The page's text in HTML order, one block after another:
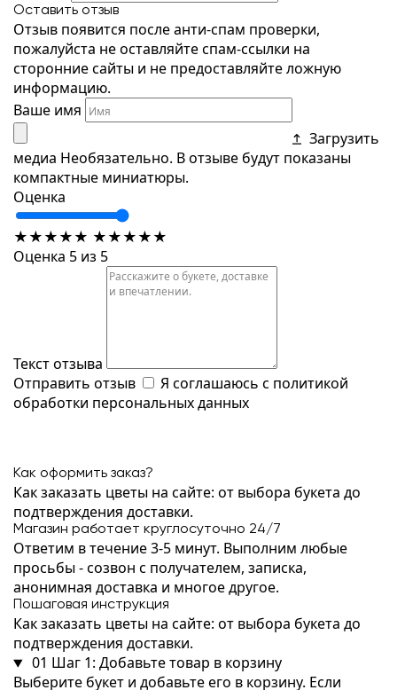
Оставить отзыв
Отзыв появится после анти-спам проверки,
пожалуйста не оставляйте спам-ссылки на
сторонние сайты и не предоставляйте ложную
информацию.
Ваше имя
Загрузить
медиа Необязательно. В отзыве будут показаны
компактные миниатюры.
Оценка
★★★★★ ★★★★★
Оценка 5 из 5
Текст отзыва
Отправить отзыв
Я соглашаюсь с политикой
обработки персональных данных
Как оформить заказ?
Как заказать цветы на сайте: от выбора букета до
подтверждения доставки.
Магазин работает круглосуточно 24/7
Ответим в течение 3-5 минут. Выполним любые
просьбы - созвон с получателем, записка,
анонимная доставка и многое другое.
Пошаговая инструкция
Как заказать цветы на сайте: от выбора букета до
подтверждения доставки.
01 Шаг 1: Добавьте товар в корзину
Выберите букет и добавьте его в корзину. Если